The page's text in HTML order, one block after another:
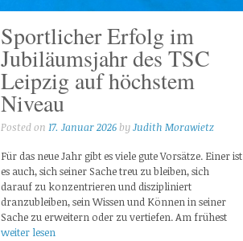
Sportlicher Erfolg im
Jubiläumsjahr des TSC
Leipzig auf höchstem
Niveau
Posted on17. Januar 2026 byJudith Morawietz
Für das neue Jahr gibt es viele gute Vorsätze. Einer ist
es auch, sich seiner Sache treu zu bleiben, sich
darauf zu konzentrieren und diszipliniert
dranzubleiben, sein Wissen und Können in seiner
Sache zu erweitern oder zu vertiefen. Am frühest
weiter lesen